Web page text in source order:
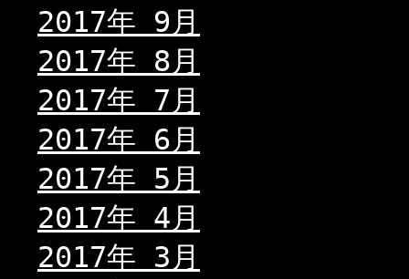
2017年 9月
2017年 8月
2017年 7月
2017年 6月
2017年 5月
2017年 4月
2017年 3月